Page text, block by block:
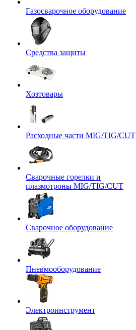
Газосварочное оборудование
Средства защиты
Хозтовары
Расходные части MIG/TIG/CUT
Сварочные горелки и
плазмотроны MIG/TIG/CUT
Сварочное оборудование
Пневмооборудование
Электроинструмент